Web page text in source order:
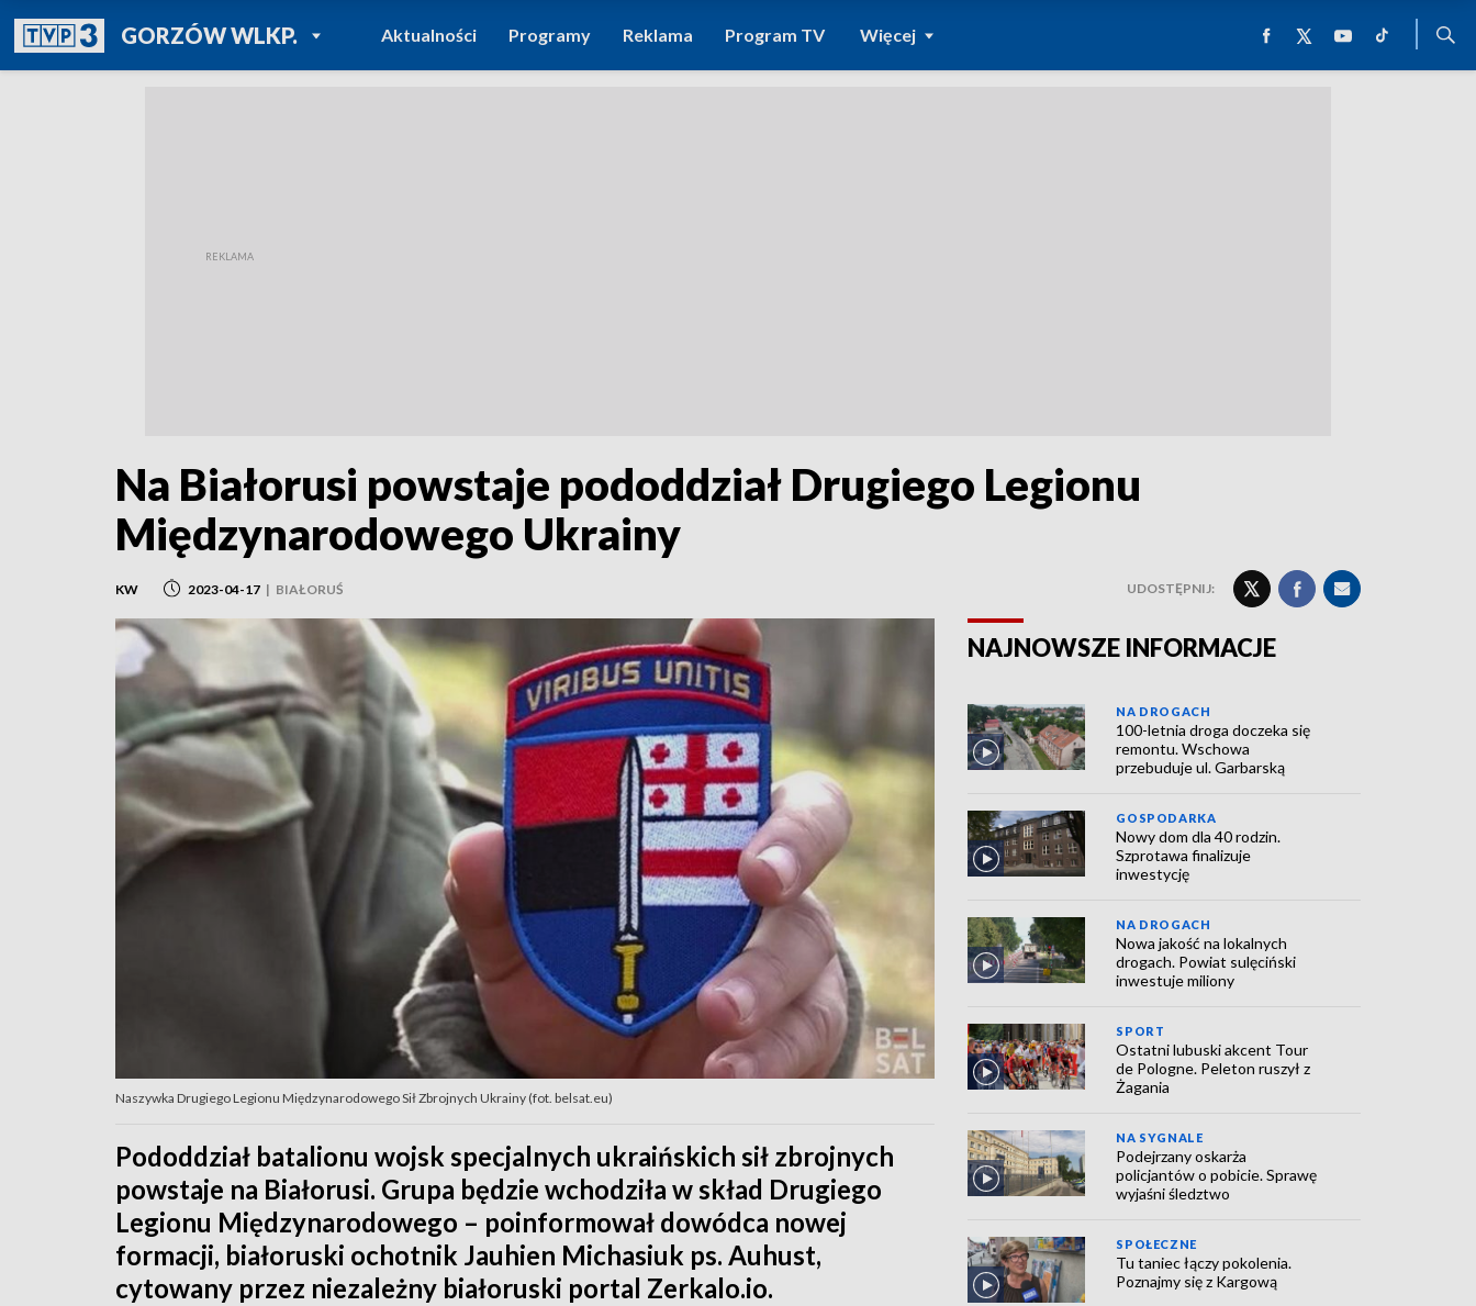
GORZÓW WLKP.POWRÓT DO
TVP REGIONY
Aktualności Programy Reklama Program TV Więcej
Na Białorusi powstaje pododdział Drugiego Legionu
Międzynarodowego Ukrainy
KW 2023-04-17 | BIAŁORUŚ UDOSTĘPNIJ:
Naszywka Drugiego Legionu Międzynarodowego Sił Zbrojnych Ukrainy (fot. belsat.eu)
Pododdział batalionu wojsk specjalnych ukraińskich sił zbrojnych
powstaje na Białorusi. Grupa będzie wchodziła w skład Drugiego
Legionu Międzynarodowego – poinformował dowódca nowej
formacji, białoruski ochotnik Jauhien Michasiuk ps. Auhust,
cytowany przez niezależny białoruski portal Zerkalo.io.
NAJNOWSZE INFORMACJE
NA DROGACH
100-letnia droga doczeka się
remontu. Wschowa
przebuduje ul. Garbarską
GOSPODARKA
Nowy dom dla 40 rodzin.
Szprotawa finalizuje
inwestycję
NA DROGACH
Nowa jakość na lokalnych
drogach. Powiat sulęciński
inwestuje miliony
SPORT
Ostatni lubuski akcent Tour
de Pologne. Peleton ruszył z
Żagania
NA SYGNALE
Podejrzany oskarża
policjantów o pobicie. Sprawę
wyjaśni śledztwo
SPOŁECZNE
Tu taniec łączy pokolenia.
Poznajmy się z Kargową